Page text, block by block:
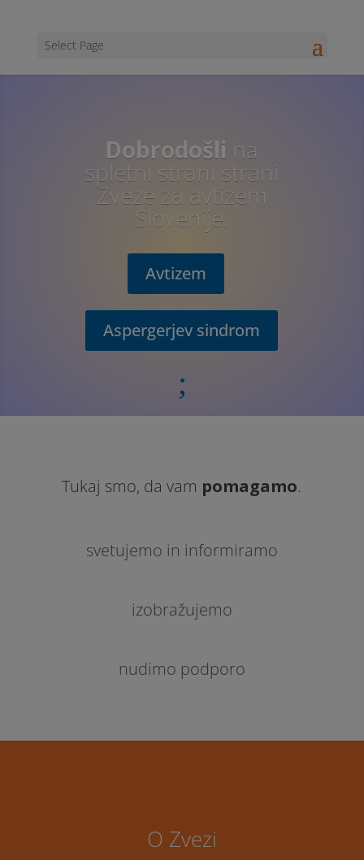
Select Page
Dobrodošli na
spletni strani strani
Zveze za avtizem
Slovenije.
Avtizem
Aspergerjev sindrom
;
Tukaj smo, da vam pomagamo.
svetujemo in informiramo
izobražujemo
nudimo podporo
O Zvezi